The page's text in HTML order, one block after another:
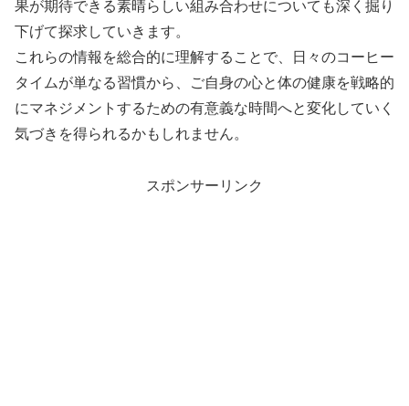
果が期待できる素晴らしい組み合わせについても深く掘り
下げて探求していきます。
これらの情報を総合的に理解することで、日々のコーヒー
タイムが単なる習慣から、ご自身の心と体の健康を戦略的
にマネジメントするための有意義な時間へと変化していく
気づきを得られるかもしれません。
スポンサーリンク